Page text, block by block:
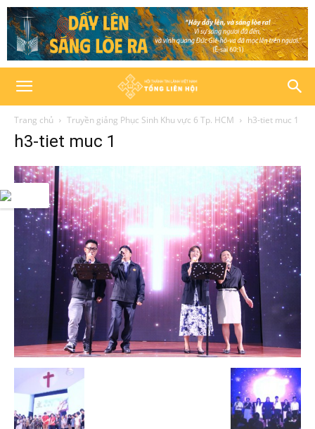
Trang chủ Truyền giảng Phục Sinh Khu vực 6 Tp. HCM h3-tiet muc 1
h3-tiet muc 1